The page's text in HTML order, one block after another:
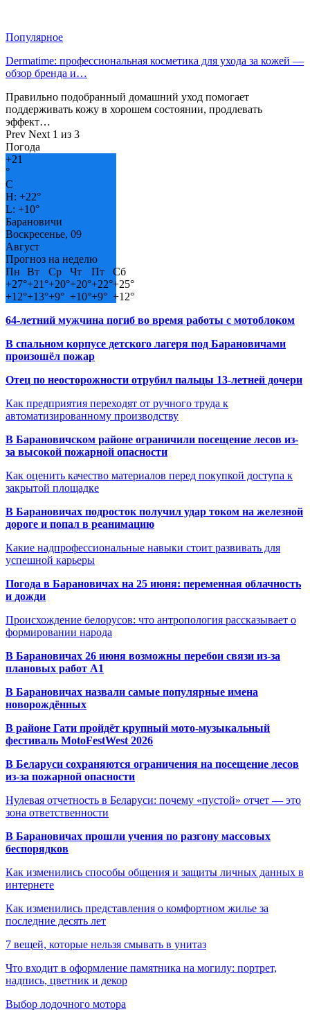
Популярное
Dermatime: профессиональная косметика для ухода за кожей —
обзор бренда и…
Правильно подобранный домашний уход помогает
поддерживать кожу в хорошем состоянии, продлевать
эффект…
Prev Next 1 из 3
Погода
+21
°
C
H: +22°
L: +10°
Барановичи
Воскресенье, 09
Август
Прогноз на неделю
Пн
Вт Ср Чт Пт
Сб
+27°+21°+20°+20°+22°+25°
+12°+13°+9° +10°+9° +12°
64-летний мужчина погиб во время работы с мотоблоком
В спальном корпусе детского лагеря под Барановичами
произошёл пожар
Отец по неосторожности отрубил пальцы 13-летней дочери
Как предприятия переходят от ручного труда к
автоматизированному производству
В Барановичском районе ограничили посещение лесов из-
за высокой пожарной опасности
Как оценить качество материалов перед покупкой доступа к
закрытой площадке
В Барановичах подросток получил удар током на железной
дороге и попал в реанимацию
Какие надпрофессиональные навыки стоит развивать для
успешной карьеры
Погода в Барановичах на 25 июня: переменная облачность
и дожди
Происхождение белорусов: что антропология рассказывает о
формировании народа
В Барановичах 26 июня возможны перебои связи из-за
плановых работ A1
В Барановичах назвали самые популярные имена
новорождённых
В районе Гати пройдёт крупный мото-музыкальный
фестиваль MotoFestWest 2026
В Беларуси сохраняются ограничения на посещение лесов
из-за пожарной опасности
Нулевая отчетность в Беларуси: почему «пустой» отчет — это
зона ответственности
В Барановичах прошли учения по разгону массовых
беспорядков
Как изменились способы общения и защиты личных данных в
интернете
Как изменились представления о комфортном жилье за
последние десять лет
7 вещей, которые нельзя смывать в унитаз
Что входит в оформление памятника на могилу: портрет,
надпись, цветник и декор
Выбор лодочного мотора